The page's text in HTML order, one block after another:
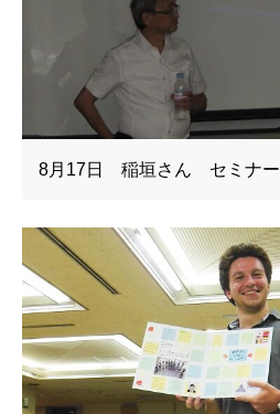
8月17日 稲垣さん セミナー